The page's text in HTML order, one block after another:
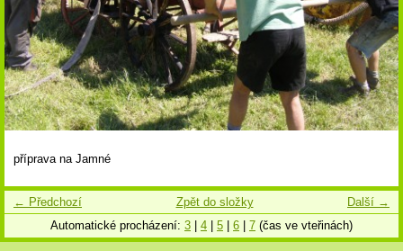
příprava na Jamné
← Předchozí Další →
Zpět do složky
Automatické procházení: 3 4 5 6 7 (čas ve vteřinách)